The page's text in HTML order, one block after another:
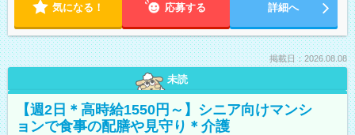
気になる！ 応募する 詳細へ
掲載日：2026.08.08
未読
【週2日＊高時給1550円～】シニア向けマンシ
ョンで食事の配膳や見守り＊介護